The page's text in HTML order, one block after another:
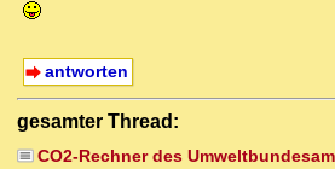
antworten
gesamter Thread:
CO2-Rechner des